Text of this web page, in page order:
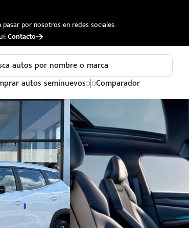
por nosotros en redes sociales.
Contacto
autos por nombre o marca
autos seminuevos Comparador